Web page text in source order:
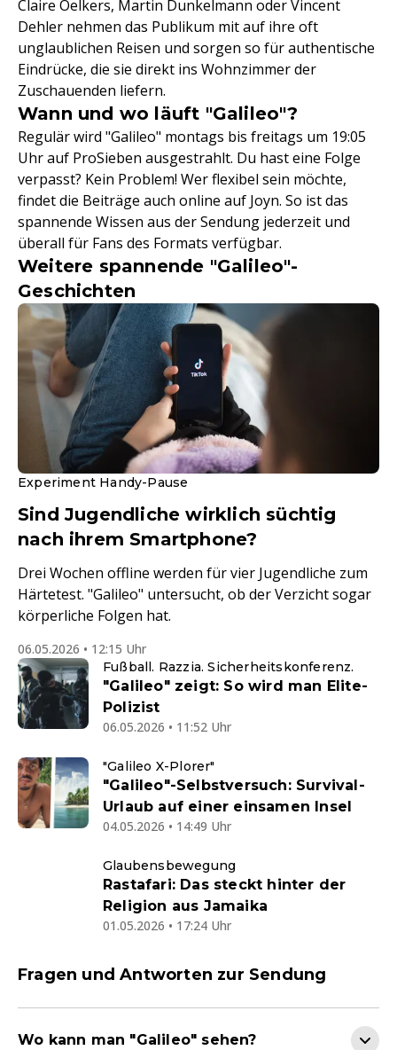
Claire Oelkers, Martin Dunkelmann oder Vincent
Dehler nehmen das Publikum mit auf ihre oft
unglaublichen Reisen und sorgen so für authentische
Eindrücke, die sie direkt ins Wohnzimmer der
Zuschauenden liefern.
Wann und wo läuft "Galileo"?
Regulär wird "Galileo" montags bis freitags um 19:05
Uhr auf ProSieben ausgestrahlt. Du hast eine Folge
verpasst? Kein Problem! Wer flexibel sein möchte,
findet die Beiträge auch online auf Joyn. So ist das
spannende Wissen aus der Sendung jederzeit und
überall für Fans des Formats verfügbar.
Weitere spannende "Galileo"-
Geschichten
Experiment Handy-Pause
Sind Jugendliche wirklich süchtig
nach ihrem Smartphone?
Drei Wochen offline werden für vier Jugendliche zum
Härtetest. "Galileo" untersucht, ob der Verzicht sogar
körperliche Folgen hat.
06.05.2026 • 12:15 Uhr
Fußball. Razzia. Sicherheitskonferenz.
"Galileo" zeigt: So wird man Elite-
Polizist
06.05.2026 • 11:52 Uhr
"Galileo X-Plorer"
"Galileo"-Selbstversuch: Survival-
Urlaub auf einer einsamen Insel
04.05.2026 • 14:49 Uhr
Glaubensbewegung
Rastafari: Das steckt hinter der
Religion aus Jamaika
01.05.2026 • 17:24 Uhr
Fragen und Antworten zur Sendung
Wo kann man "Galileo" sehen?